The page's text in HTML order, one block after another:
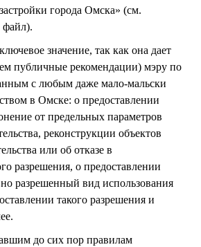
города Омска» (см.
значение, так как она дает
публичные рекомендации) мэру по
с любым даже мало-мальски
в Омске: о предоставлении
от предельных параметров
реконструкции объектов
или об отказе в
разрешения, о предоставлении
разрешенный вид использования
такого разрешения и
до сих пор правилам